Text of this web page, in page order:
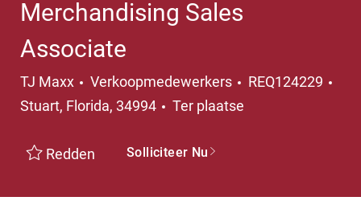
Merchandising Sales
Associate
TJ Maxx Categorie
Verkoopmedewerkers REQ124229
Stuart, Florida, 34994
Ter plaatse
Redden Solliciteer Nu